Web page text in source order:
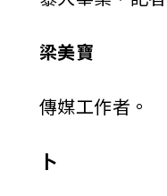
梁美寶
傳媒工作者。
卜